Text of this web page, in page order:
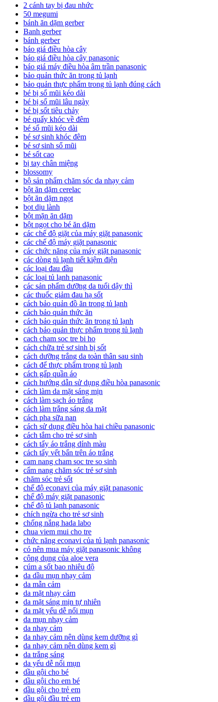
2 cánh tay bị đau nhức
50 megumi
bánh ăn dặm gerber
Banh gerber
bánh gerber
báo giá điều hòa cây
báo giá điều hòa cây panasonic
báo giá máy điều hòa âm trần panasonic
bảo quản thức ăn trong tủ lạnh
bảo quản thực phẩm trong tủ lạnh đúng cách
bé bị sổ mũi kéo dài
bé bị sổ mũi lâu ngày
bé bị sốt tiêu chảy
bé quấy khóc về đêm
bé sổ mũi kéo dài
bé sơ sinh khóc đêm
bé sơ sinh sổ mũi
bé sốt cao
bị tay chân miệng
blossomy
bộ sản phẩm chăm sóc da nhạy cảm
bột ăn dặm cerelac
bột ăn dặm ngọt
bọt dịu lành
bột mặn ăn dặm
bột ngọt cho bé ăn dặm
các chế độ giặt của máy giặt panasonic
các chế độ máy giặt panasonic
các chức năng của máy giặt panasonic
các dòng tủ lạnh tiết kiệm điện
các loại đau đầu
các loại tủ lạnh panasonic
các sản phẩm dưỡng da tuổi dậy thì
các thuốc giảm đau hạ sốt
cách bảo quản đồ ăn trong tủ lạnh
cách bảo quản thức ăn
cách bảo quản thức ăn trong tủ lạnh
cách bảo quản thực phẩm trong tủ lạnh
cach cham soc tre bi ho
cách chữa trẻ sơ sinh bị sốt
cách dưỡng trắng da toàn thân sau sinh
cách để thực phẩm trong tủ lạnh
cách gấp quần áo
cách hướng dẫn sử dụng điều hòa panasonic
cách làm da mặt sáng mịn
cách làm sạch áo trắng
cách làm trắng sáng da mặt
cách pha sữa nan
cách sử dụng điều hòa hai chiều panasonic
cách tắm cho trẻ sơ sinh
cách tẩy áo trắng dính màu
cách tẩy vết bẩn trên áo trắng
cam nang cham soc tre so sinh
cẩm nang chăm sóc trẻ sơ sinh
chăm sóc trẻ sốt
chế độ econavi của máy giặt panasonic
chế độ máy giặt panasonic
chế độ tủ lạnh panasonic
chích ngừa cho trẻ sơ sinh
chống nắng hada labo
chua viem mui cho tre
chức năng econavi của tủ lạnh panasonic
có nên mua máy giặt panasonic không
công dụng của aloe vera
cúm a sốt bao nhiêu độ
da dầu mụn nhạy cảm
da mẫn cảm
da mặt nhạy cảm
da mặt sáng mịn tự nhiên
da mặt yếu dễ nổi mụn
da mụn nhạy cảm
da nhạy cảm
da nhạy cảm nên dùng kem dưỡng gì
da nhạy cảm nên dùng kem gì
da trắng sáng
da yếu dễ nổi mụn
dầu gội cho bé
dầu gội cho em bé
dầu gội cho trẻ em
dầu gội đầu trẻ em